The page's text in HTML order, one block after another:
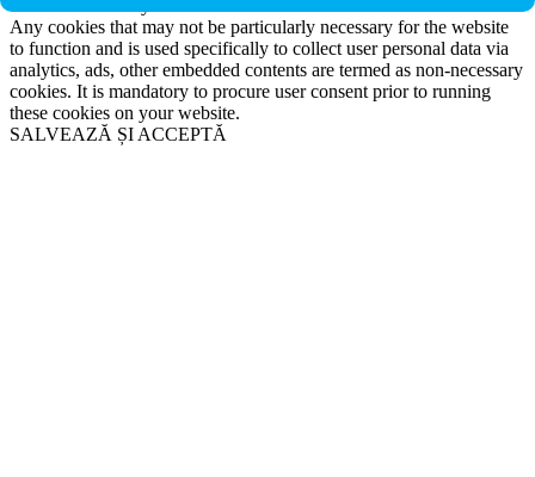
Any cookies that may not be particularly necessary for the website
to function and is used specifically to collect user personal data via
analytics, ads, other embedded contents are termed as non-necessary
cookies. It is mandatory to procure user consent prior to running
these cookies on your website.
SALVEAZĂ ȘI ACCEPTĂ